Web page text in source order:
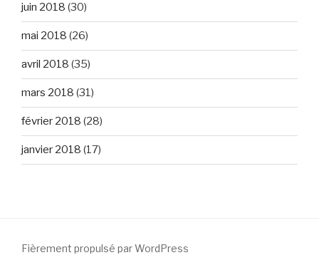
juin 2018 (30)
mai 2018 (26)
avril 2018 (35)
mars 2018 (31)
février 2018 (28)
janvier 2018 (17)
Fièrement propulsé par WordPress